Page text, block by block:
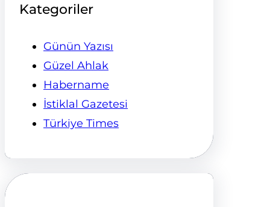
Kategoriler
Günün Yazısı
Güzel Ahlak
Habername
İstiklal Gazetesi
Türkiye Times